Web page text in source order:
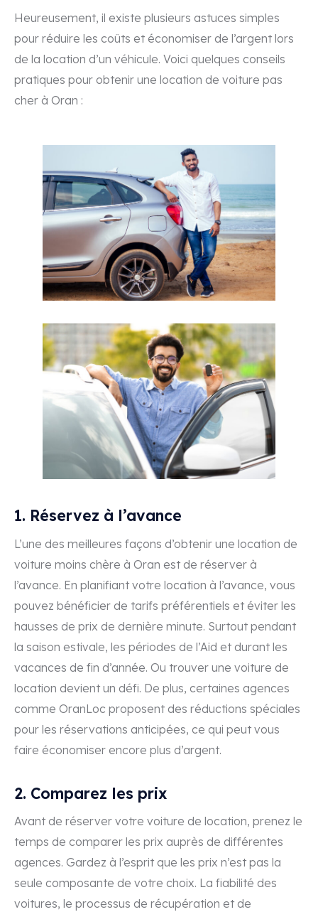
Heureusement, il existe plusieurs astuces simples
pour réduire les coûts et économiser de l’argent lors
de la location d’un véhicule. Voici quelques conseils
pratiques pour obtenir une location de voiture pas
cher à Oran :
1. Réservez à l’avance
L’une des meilleures façons d’obtenir une location de
voiture moins chère à Oran est de réserver à
l’avance. En planifiant votre location à l’avance, vous
pouvez bénéficier de tarifs préférentiels et éviter les
hausses de prix de dernière minute. Surtout pendant
la saison estivale, les périodes de l’Aid et durant les
vacances de fin d’année. Ou trouver une voiture de
location devient un défi. De plus, certaines agences
comme OranLoc proposent des réductions spéciales
pour les réservations anticipées, ce qui peut vous
faire économiser encore plus d’argent.
2. Comparez les prix
Avant de réserver votre voiture de location, prenez le
temps de comparer les prix auprès de différentes
agences. Gardez à l’esprit que les prix n’est pas la
seule composante de votre choix. La fiabilité des
voitures, le processus de récupération et de